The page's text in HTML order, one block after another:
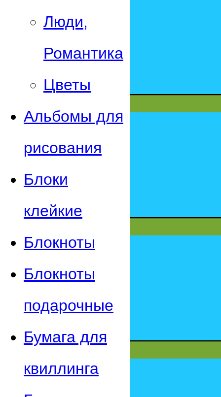
Люди,
Романтика
Цветы
Альбомы для
рисования
Блоки
клейкие
Блокноты
Блокноты
подарочные
Бумага для
квиллинга